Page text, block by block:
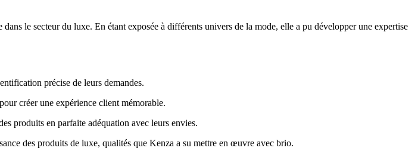
le secteur du luxe. En étant exposée à différents univers de la mode, elle a pu développer une expertise
précise de leurs demandes.
créer une expérience client mémorable.
produits en parfaite adéquation avec leurs envies.
des produits de luxe, qualités que Kenza a su mettre en œuvre avec brio.